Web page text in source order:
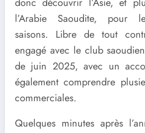
l’Arabie Saoudite, pour
saisons. Libre de tout
engagé avec le club
de juin 2025, avec un
également comprendre
commerciales.
Quelques minutes après